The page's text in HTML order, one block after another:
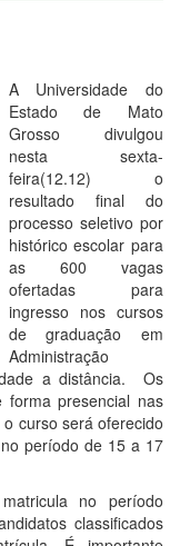
A Universidade do
Estado de Mato
Grosso divulgou
nesta sexta-
feira(12.12) o
resultado final do
processo seletivo por
histórico escolar para
as 600 vagas
ofertadas para
ingresso nos cursos
de graduação em
Administração
a distância. Os
forma presencial nas
curso será oferecido
período de 15 a 17
no período
classificados